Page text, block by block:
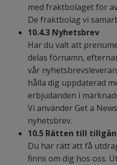
med fraktbolaget för
De fraktbolag vi
10.4.3 Nyhetsbrev
Har du valt att
delas förnamn,
vår
hålla dig uppdaterad
erbjudanden i
Vi använder Get a
nyhetsbrev.
10.5 Rätten till
Du har rätt att få
finns om dig hos oss.